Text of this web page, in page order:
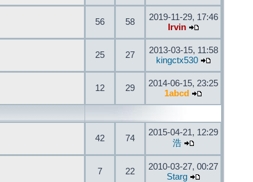
56 58
2019-11-29, 17:46
Irvin
25 27
2013-03-15, 11:58
kingctx530
12 29
2014-06-15, 23:25
1abcd
42 74
2015-04-21, 12:29
浩
7 22
2010-03-27, 00:27
Starg